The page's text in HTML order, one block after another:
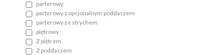
parterowy
parterowy z opcjonalnym poddaszem
parterowy ze strychem
piętrowy
Z piętrem
Z poddaszem